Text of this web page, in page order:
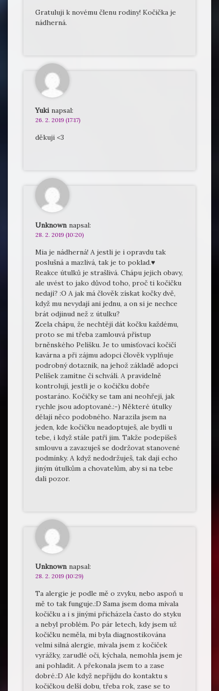
Gratuluji k novému členu rodiny! Kočička je
nádherná.
Yuki napsal:
26. 2. 2019 (17:17)
děkuji <3
Unknown napsal:
28. 2. 2019 (10:20)
Mia je nádherná! A jestli je i opravdu tak
poslušná a mazlivá, tak je to poklad.♥
Reakce útulků je strašlivá. Chápu jejich obavy,
ale uvést to jako důvod toho, proč ti kočičku
nedají? :O A jak má člověk získat kočky dvě,
když mu nevydají ani jednu, a on si je nechce
brát odjinud než z útulku?
Zcela chápu, že nechtějí dát kočku každému,
proto se mi třeba zamlouvá přístup
brněnského Pelíšku. Je to umisťovací kočičí
kavárna a při zájmu adopci člověk vyplňuje
podrobný dotazník, na jehož základě adopci
Pelíšek zamítne či schválí. A pravidelně
kontrolují, jestli je o kočičku dobře
postaráno. Kočičky se tam ani neohřejí, jak
rychle jsou adoptované.:-) Některé útulky
dělají něco podobného. Narazila jsem na
jeden, kde kočičku neadoptuješ, ale bydlí u
tebe, i když stále patří jim. Takže podepíšeš
smlouvu a zavazuješ se dodržovat stanovené
podmínky. A když nedodržuješ, tak dají echo
jiným útulkům a chovatelům, aby si na tebe
dali pozor.
Unknown napsal:
28. 2. 2019 (10:29)
Ta alergie je podle mě o zvyku, nebo aspoň u
mě to tak funguje.:D Sama jsem doma mívala
kočičku a i s jinými přicházela často do styku
a nebyl problém. Po pár letech, kdy jsem už
kočičku neměla, mi byla diagnostikována
velmi silná alergie, mívala jsem z kočiček
vyrážky, zarudlé oči, kýchala, nemohla jsem je
ani pohladit. A překonala jsem to a zase
dobré.:D Ale když nepřijdu do kontaktu s
kočičkou delší dobu, třeba rok, zase se to